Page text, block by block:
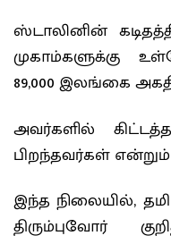
ஸ்டாலினின்
முகாம்களுக்கு
89,000 இலங்கை
அவர்களில்
பிறந்தவர்கள் என்றும்
இந்த நிலையில்,
திரும்புவோர்